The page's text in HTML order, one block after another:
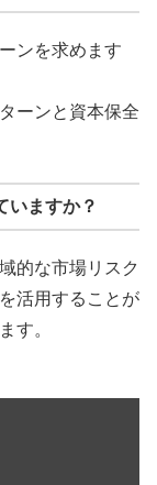
ンを求めます
ーンと資本保全
いますか？
的な市場リスク
活用することが
す。